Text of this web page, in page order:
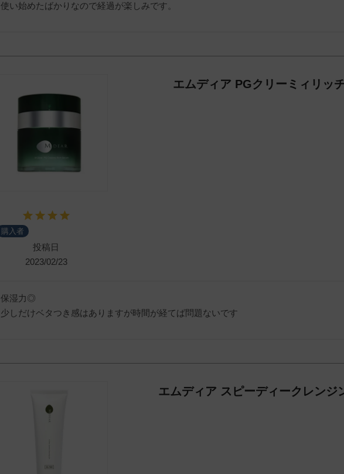
使い始めたばかりなので経過が楽しみです。
エムディア PGクリーミィリッ
購入者
投稿日
2023/02/23
保湿力◎
少しだけベタつき感はありますが時間が経てば問題ないです
エムディア スピーディークレンジ